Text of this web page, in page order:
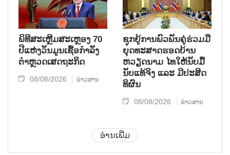
ພິທີສະເຫຼີມສະເຫຼອງ 70
ປີແຫ່ງວັນມູນເຊື້ອກຳລັງ
ຕຳຫຼວດເສດຖະກິດ
08/08/2026 ຂ່າວສານ
ຊຸກ​ຍູ້​ການ​ພົວ​ພັນ​ຄູ່​ຮ່ວມ​ມື​
ຍຸດ​ທະ​ສາດ​ຮອດ​ບ້ານ
ຫວຽດ​ນາມ ໄທ​ໃຫ້​ນັບ​ມື້​
ນັບ​ແທ້​ຈິງ ແລະ ມີ​ປະ​ສິດ​
ທິ​ຜົນ
08/08/2026 ຂ່າວສານ
ອ່ານເພີ່ມ